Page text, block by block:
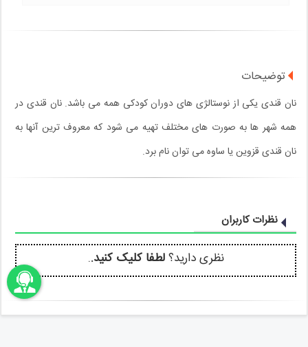
توضیحات
نان قندی یکی از نوستالژی های دوران کودکی همه می باشد. نان قندی در
همه شهر ها به صورت های مختلف تهیه می شود که معروف ترین آنها به
نان قندی قزوین یا ساوه می توان نام برد.
نظرات کاربران
نظری دارید؟لطفا کلیک کنید..